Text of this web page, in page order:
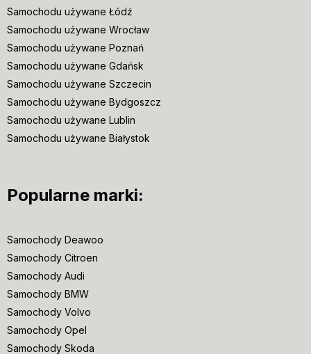
Samochodu używane Łódź
Samochodu używane Wrocław
Samochodu używane Poznań
Samochodu używane Gdańsk
Samochodu używane Szczecin
Samochodu używane Bydgoszcz
Samochodu używane Lublin
Samochodu używane Białystok
Popularne marki:
Samochody Deawoo
Samochody Citroen
Samochody Audi
Samochody BMW
Samochody Volvo
Samochody Opel
Samochody Skoda